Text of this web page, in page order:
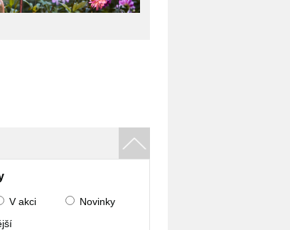
V akci
Novinky